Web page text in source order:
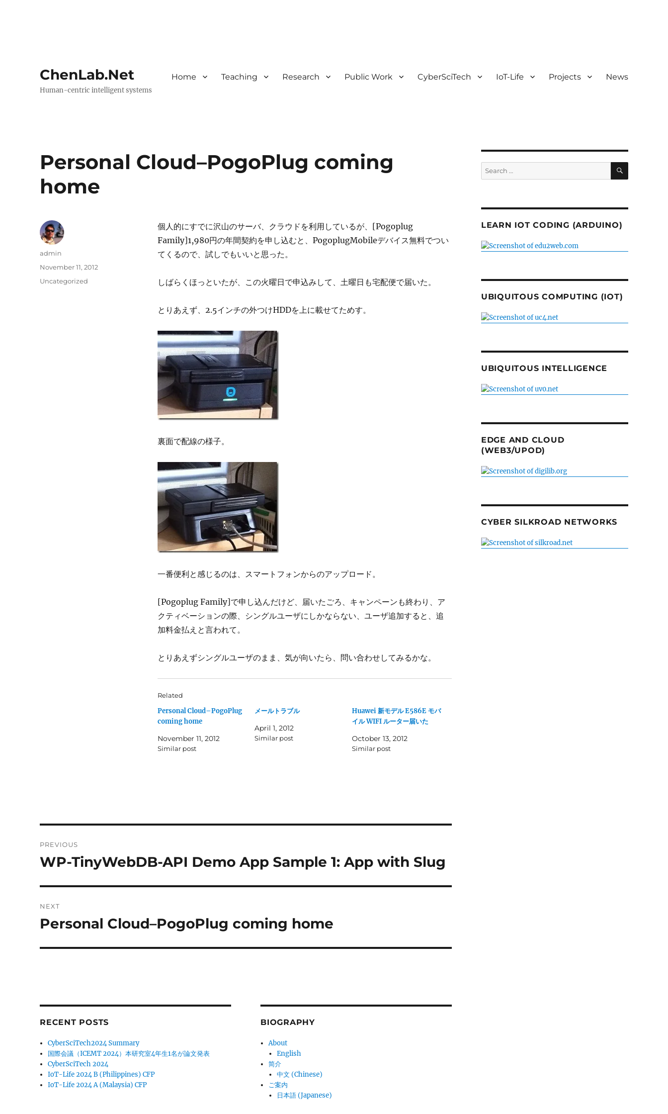
ChenLab.Net
Human-centric intelligent systems
Home Teaching Research Public Work CyberSciTech IoT-Life Projects News
Personal Cloud–PogoPlug coming
home
個人的にすでに沢山のサーバ、クラウドを利用しているが、[Pogoplug
Family]1,980円の年間契約を申し込むと、PogoplugMobileデバイス無料でつい
てくるので、試しでもいいと思った。
しばらくほっといたが、この火曜日で申込みして、土曜日も宅配便で届いた。
とりあえず、2.5インチの外つけHDDを上に載せてためす。
裏面で配線の様子。
一番便利と感じるのは、スマートフォンからのアップロード。
[Pogoplug Family]で申し込んだけど、届いたごろ、キャンペーンも終わり、ア
クティベーションの際、シングルユーザにしかならない、ユーザ追加すると、追
加料金払えと言われて。
とりあえずシングルユーザのまま、気が向いたら、問い合わせしてみるかな。
Related
Personal Cloud–PogoPlug
coming home
November 11, 2012
Similar post
メールトラブル
April 1, 2012
Similar post
Huawei 新モデル E586E モバ
イル WIFI ルーター届いた
October 13, 2012
Similar post
Author
admin
Posted
November 11, 2012
Categories
Uncategorized
navigation
PREVIOUS
Previous
WP-TinyWebDB-API Demo App Sample 1: App with Slug
NEXT
Next
Personal Cloud–PogoPlug coming home
RECENT POSTS
CyberSciTech2024 Summary
国際会議（ICEMT 2024）本研究室4年生1名が論文発表
CyberSciTech 2024
IoT-Life 2024 B (Philippines) CFP
IoT-Life 2024 A (Malaysia) CFP
BIOGRAPHY
About
English
简介
中文 (Chinese)
ご案内
日本語 (Japanese)
Search
for:
SEARCH
LEARN IOT CODING (ARDUINO)
UBIQUITOUS COMPUTING (IOT)
UBIQUITOUS INTELLIGENCE
EDGE AND CLOUD
(WEB3/UPOD)
CYBER SILKROAD NETWORKS